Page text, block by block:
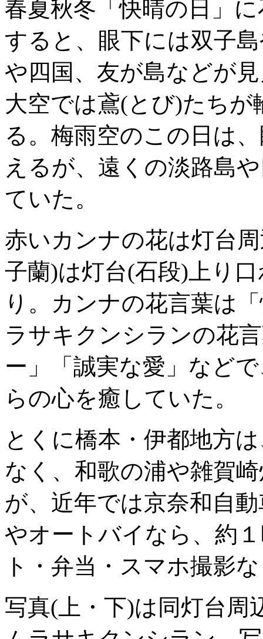
春夏秋冬「快晴の日」
すると、眼下には双子
や四国、友が島などが
大空では鳶(とび)たち
る。梅雨空のこの日は
えるが、遠くの淡路島
ていた。
赤いカンナの花は灯台
子蘭)は灯台(石段)上り
り。カンナの花言葉は
ラサキクンシランの花
ー」「誠実な愛」など
らの心を癒していた。
とくに橋本・伊都地方
なく、和歌の浦や雑賀
が、近年では京奈和自
やオートバイなら、約
ト・弁当・スマホ撮影
写真(上・下)は同灯台周